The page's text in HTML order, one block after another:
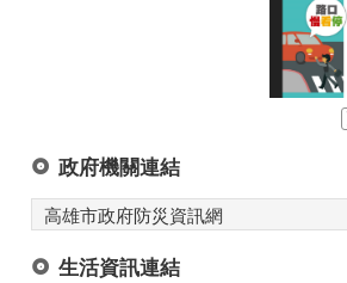
政府機關連結
生活資訊連結